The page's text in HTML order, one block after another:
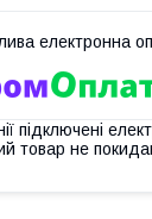
підключені
товар не